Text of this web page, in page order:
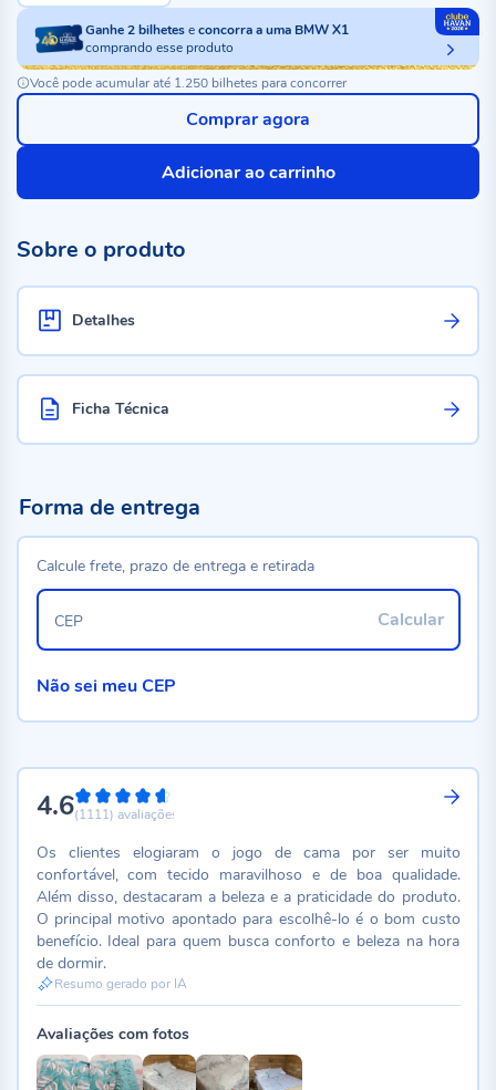
Ganhe2bilheteseconcorra a uma BMW X1
comprando esse produto
Você pode acumular até 1.250 bilhetes para concorrer
Adicionar ao carrinho
Comprar agora
Sobre o produto
Detalhes
Ficha Técnica
4.692%
(1111) avaliações
Os clientes elogiaram o jogo de cama por ser muito
confortável, com tecido maravilhoso e de boa qualidade.
Além disso, destacaram a beleza e a praticidade do produto.
O principal motivo apontado para escolhê-lo é o bom custo
benefício. Ideal para quem busca conforto e beleza na hora
de dormir.
Resumo gerado por IA
Avaliações com fotos
Forma de entrega
Calcule frete, prazo de entrega e retirada
Calcular
CEP
Não sei meu CEP